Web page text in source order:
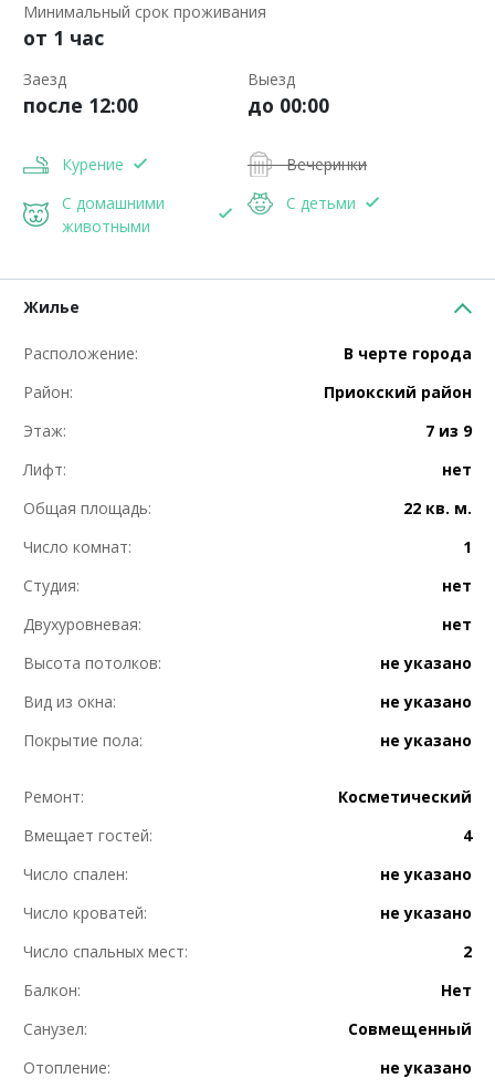
Минимальный срок проживания
от 1 час
Заезд
после 12:00
Выезд
до 00:00
Курение
Вечеринки
С домашними
животными
С детьми
Жилье
Расположение:
В черте города
Район:
Приокский район
Этаж:
7 из 9
Лифт:
нет
Общая площадь:
22 кв. м.
Число комнат:
1
Студия:
нет
Двухуровневая:
нет
Высота потолков:
не указано
Вид из окна:
не указано
Покрытие пола:
не указано
Ремонт:
Косметический
Вмещает гостей:
4
Число спален:
не указано
Число кроватей:
не указано
Число спальных мест:
2
Балкон:
Нет
Санузел:
Совмещенный
Отопление:
не указано